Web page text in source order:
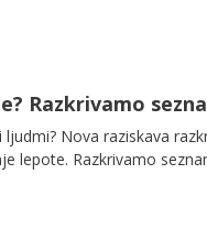
Razkrivamo
Nova raziskava
lepote. Razkrivamo